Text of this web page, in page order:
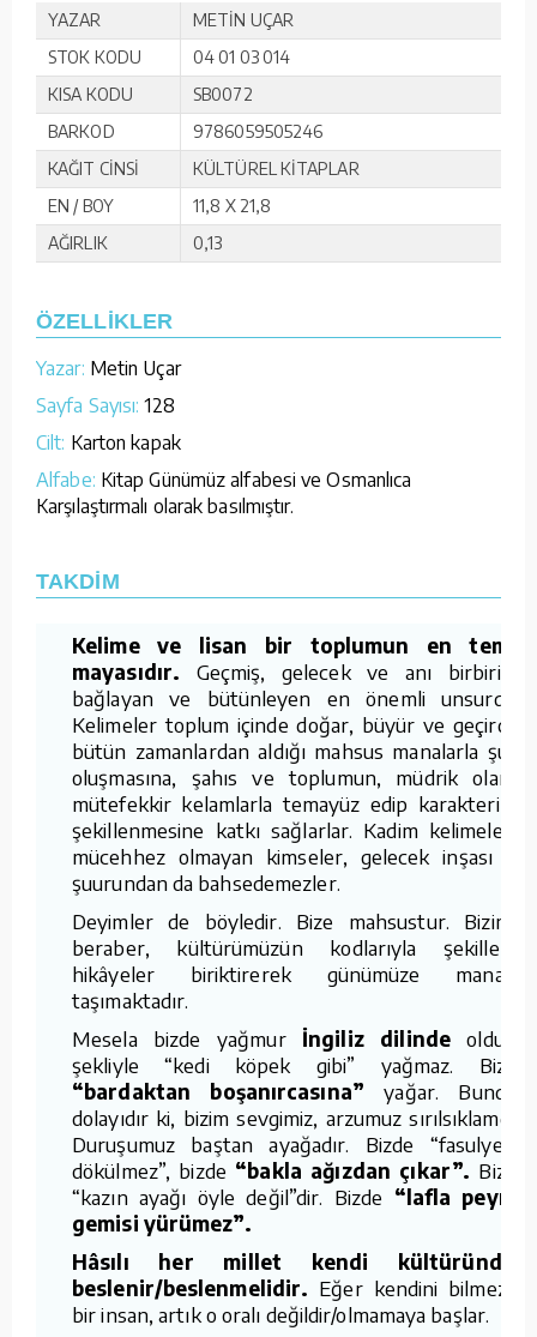
YAZAR
METİN UÇAR
STOK KODU
04 01 03 014
KISA KODU
SB0072
BARKOD
9786059505246
KAĞIT CİNSİ
KÜLTÜREL KİTAPLAR
EN / BOY
11,8 X 21,8
AĞIRLIK
0,13
ÖZELLİKLER
Yazar: Metin Uçar
Sayfa Sayısı: 128
Cilt: Karton kapak
Alfabe: Kitap Günümüz alfabesi ve Osmanlıca
Karşılaştırmalı olarak basılmıştır.
TAKDİM
Kelime ve lisan bir toplumun en temel
mayasıdır. Geçmiş, gelecek ve anı birbiriyle
bağlayan ve bütünleyen en önemli unsurdur.
Kelimeler toplum içinde doğar, büyür ve geçirdiği
bütün zamanlardan aldığı mahsus manalarla şuur
oluşmasına, şahıs ve toplumun, müdrik olarak
mütefekkir kelamlarla temayüz edip karakterinin
şekillenmesine katkı sağlarlar. Kadim kelimelerle
mücehhez olmayan kimseler, gelecek inşası ve
şuurundan da bahsedemezler.
Deyimler de böyledir. Bize mahsustur. Bizimle
beraber, kültürümüzün kodlarıyla şekillenip
hikâyeler biriktirerek günümüze manalar
taşımaktadır.
Mesela bizde yağmur İngiliz dilindeolduğu
şekliyle “kedi köpek gibi” yağmaz. Bizde
“bardaktan boşanırcasına” yağar. Bundan
dolayıdır ki, bizim sevgimiz, arzumuz sırılsıklamdır.
Duruşumuz baştan ayağadır. Bizde “fasulyeler
dökülmez”, bizde “bakla ağızdan çıkar”. Bizde
“kazın ayağı öyle değil”dir. Bizde “lafla peynir
gemisi yürümez”.
Hâsılı her millet kendi kültüründen
beslenir/beslenmelidir. Eğer kendini bilmezse
bir insan, artık o oralı değildir/olmamaya başlar.